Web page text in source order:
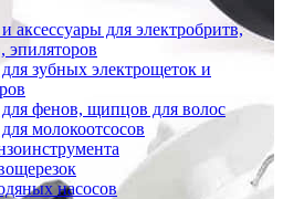
аксессуары для электробритв,
эпиляторов
зубных электрощеток и
для фенов, щипцов для волос
молокоотсосов
насосов